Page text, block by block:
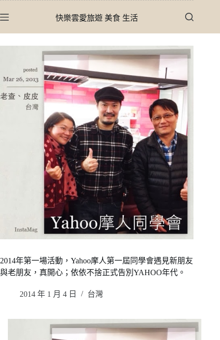
至
快樂雲愛旅遊 美食 生活
2014年第一場活動，Yahoo摩人第一屆同學會遇見新朋友
與老朋友，真開心；依依不捨正式告別YAHOO年代。
2014 年 1 月 4 日 台灣